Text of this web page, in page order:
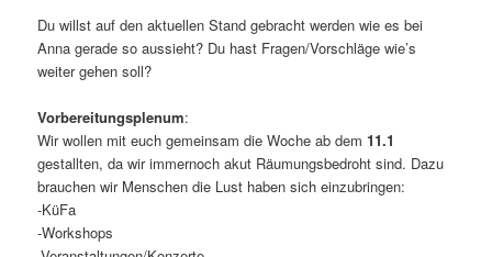
Du willst auf den aktuellen Stand gebracht werden wie es bei
Anna gerade so aussieht? Du hast Fragen/Vorschläge wie’s
weiter gehen soll?
Vorbereitungsplenum:
Wir wollen mit euch gemeinsam die Woche ab dem11.1
gestallten, da wir immernoch akut Räumungsbedroht sind. Dazu
brauchen wir Menschen die Lust haben sich einzubringen:
-KüFa
-Workshops